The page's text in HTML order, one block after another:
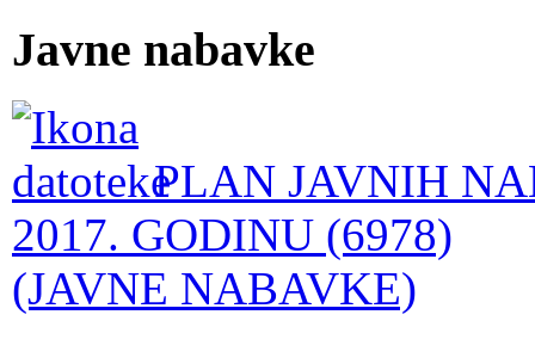
Javne nabavke
PLAN JAVNIH
2017. GODINU (6978)
(JAVNE NABAVKE)